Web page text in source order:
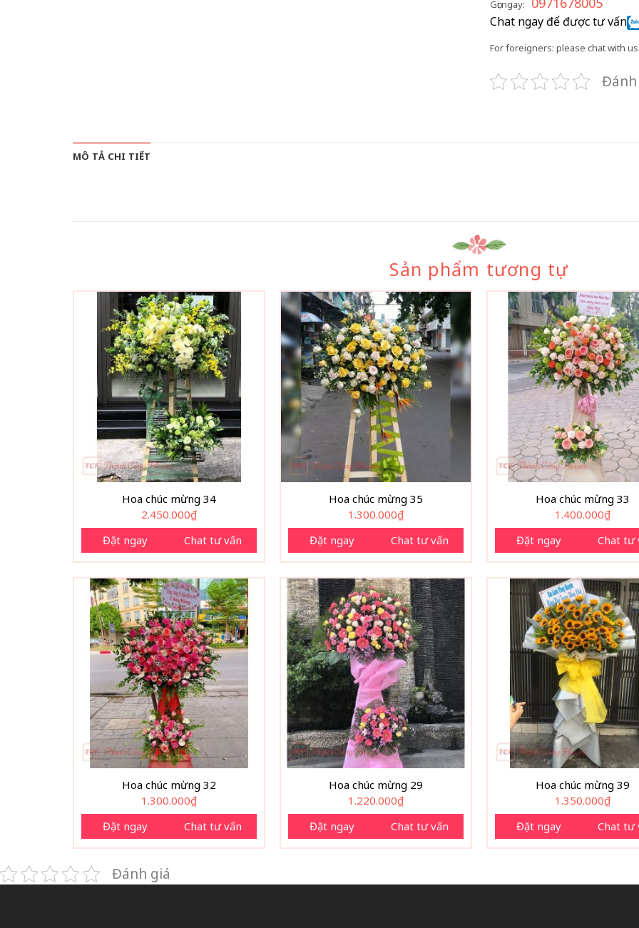
Gọi ngay:
Chat ngay để được tư vấn
For foreigners: please chat with us
Đánh
MÔ TẢ CHI TIẾT
Sản phẩm tương tự
Hoa chúc mừng 34
2.450.000₫
Đặt ngay
Chat tư vấn
Hoa chúc mừng 35
1.300.000₫
Đặt ngay
Chat tư vấn
Hoa chúc mừng 33
1.400.000₫
Đặt ngay
Chat tư
Hoa chúc mừng 32
1.300.000₫
Đặt ngay
Chat tư vấn
Hoa chúc mừng 29
1.220.000₫
Đặt ngay
Chat tư vấn
Hoa chúc mừng 39
1.350.000₫
Đặt ngay
Chat tư
Đánh giá